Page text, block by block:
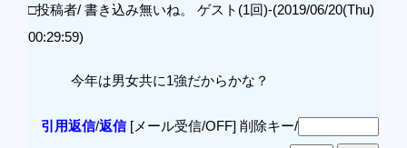
□投稿者/ 書き込み無いね。 ゲスト(1回)-(2019/06/20(Thu)
00:29:59)
今年は男女共に1強だからかな？
引用返信/返信[メール受信/OFF] 削除キー/